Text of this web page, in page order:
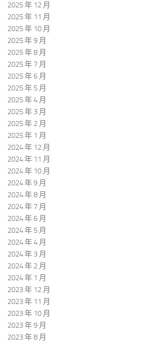
2025 年 12 月
2025 年 11 月
2025 年 10 月
2025 年 9 月
2025 年 8 月
2025 年 7 月
2025 年 6 月
2025 年 5 月
2025 年 4 月
2025 年 3 月
2025 年 2 月
2025 年 1 月
2024 年 12 月
2024 年 11 月
2024 年 10 月
2024 年 9 月
2024 年 8 月
2024 年 7 月
2024 年 6 月
2024 年 5 月
2024 年 4 月
2024 年 3 月
2024 年 2 月
2024 年 1 月
2023 年 12 月
2023 年 11 月
2023 年 10 月
2023 年 9 月
2023 年 8 月